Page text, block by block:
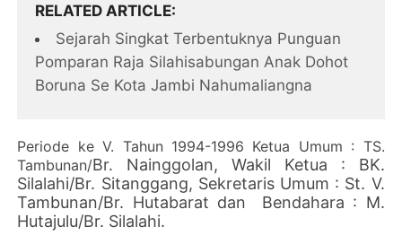
RELATED ARTICLE
Sejarah Singkat Terbentuknya Punguan
Pomparan Raja Silahisabungan Anak Dohot
Boruna Se Kota Jambi Nahumaliangna
Periode ke V. Tahun 1994-1996 Ketua Umum : TS.
Tambunan/Br. Nainggolan, Wakil Ketua : BK.
Silalahi/Br. Sitanggang, Sekretaris Umum : St. V.
Tambunan/Br. Hutabarat dan Bendahara : M.
Hutajulu/Br. Silalahi.